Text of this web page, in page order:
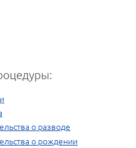
о разводе
о рождении